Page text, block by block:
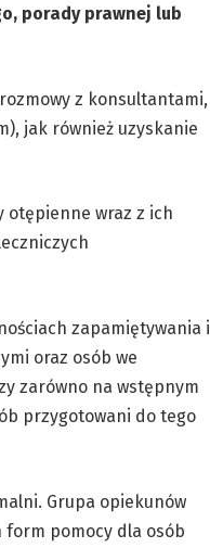
porady prawnej lub
z konsultantami,
jak również uzyskanie
otępienne wraz z ich
zapamiętywania i
oraz osób we
zarówno na wstępnym
przygotowani do tego
Grupa opiekunów
pomocy dla osób